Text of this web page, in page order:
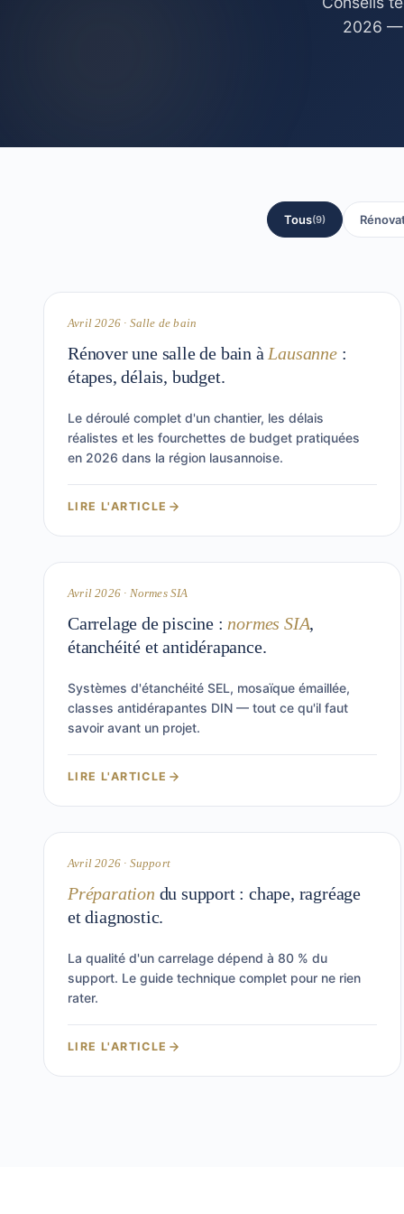
2026 —
Tous(9)
RÉNOVATION
Avril 2026 · Salle de bain
Rénover une salle de bain à Lausanne:
étapes, délais, budget.
Le déroulé complet d'un chantier, les délais
réalistes et les fourchettes de budget pratiquées
en 2026 dans la région lausannoise.
LIRE L'ARTICLE
PISCINES
9 min
Avril 2026 · Normes SIA
Carrelage de piscine : normes SIA,
étanchéité et antidérapance.
Systèmes d'étanchéité SEL, mosaïque émaillée,
classes antidérapantes DIN — tout ce qu'il faut
savoir avant un projet.
LIRE L'ARTICLE
TECHNIQUE
9 min
Avril 2026 · Support
Préparation du support : chape, ragréage
et diagnostic.
La qualité d'un carrelage dépend à 80 % du
support. Le guide technique complet pour ne rien
rater.
LIRE L'ARTICLE